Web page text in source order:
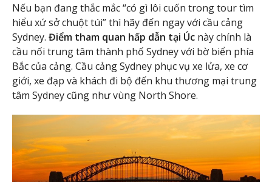
Nếu bạn đang thắc mắc “có gì lôi cuốn trong tour tìm
hiểu xứ sở chuột túi” thì hãy đến ngay với cầu cảng
Sydney. Điểm tham quan hấp dẫn tại Úc này chính là
cầu nối trung tâm thành phố Sydney với bờ biển phía
Bắc của cảng. Cầu cảng Sydney phục vụ xe lửa, xe cơ
giới, xe đạp và khách đi bộ đến khu thương mại trung
tâm Sydney cũng như vùng North Shore.